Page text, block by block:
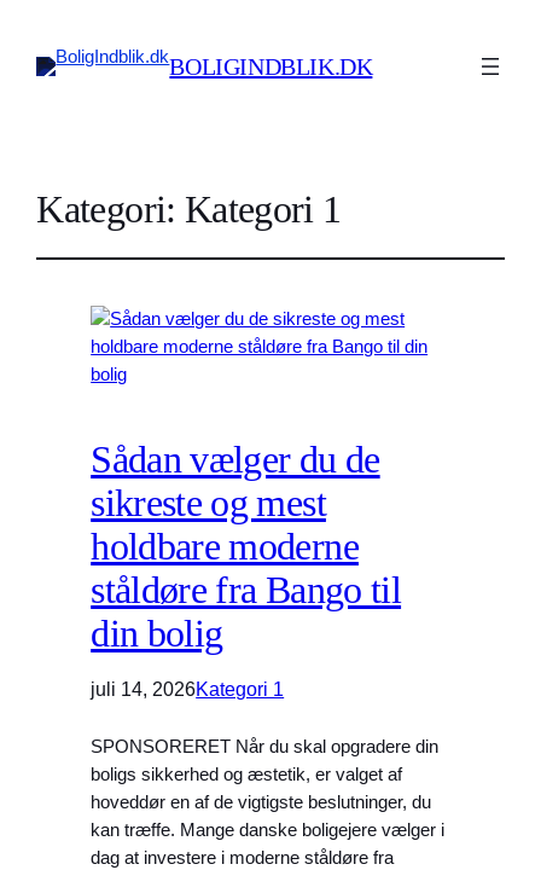
BOLIGINDBLIK.DK
Kategori: Kategori 1
Sådan vælger du de
sikreste og mest
holdbare moderne
ståldøre fra Bango til
din bolig
juli 14, 2026Kategori 1
SPONSORERET Når du skal opgradere din
boligs sikkerhed og æstetik, er valget af
hoveddør en af de vigtigste beslutninger, du
kan træffe. Mange danske boligejere vælger i
dag at investere i moderne ståldøre fra